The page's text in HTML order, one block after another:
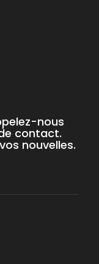
nous
contact.
nouvelles.